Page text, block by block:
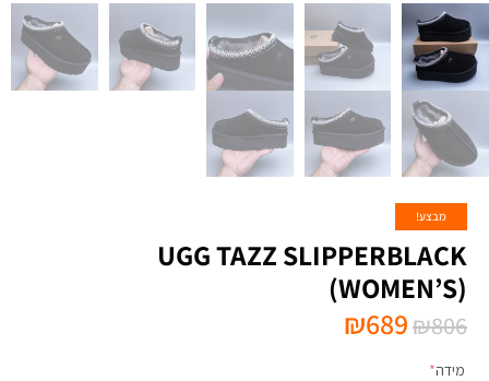
מבצע!
UGG TAZZ SLIPPERBLACK
(WOMEN’S)
₪806
₪689
מידה*